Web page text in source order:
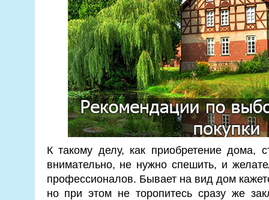
К такому делу, как приобретение дома,
внимательно, не нужно спешить, и
профессионалов. Бывает на вид дом
но при этом не торопитесь сразу же